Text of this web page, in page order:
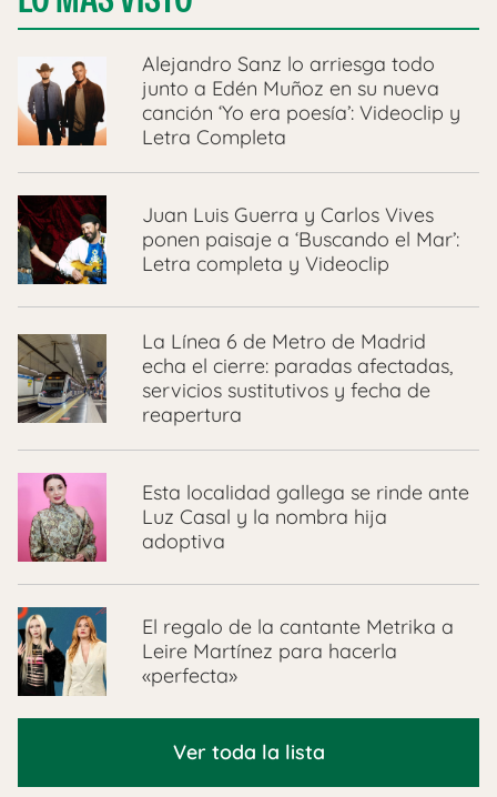
Alejandro Sanz lo arriesga todo
junto a Edén Muñoz en su nueva
canción ‘Yo era poesía’: Videoclip y
Letra Completa
Juan Luis Guerra y Carlos Vives
ponen paisaje a ‘Buscando el Mar’:
Letra completa y Videoclip
La Línea 6 de Metro de Madrid
echa el cierre: paradas afectadas,
servicios sustitutivos y fecha de
reapertura
Esta localidad gallega se rinde ante
Luz Casal y la nombra hija
adoptiva
El regalo de la cantante Metrika a
Leire Martínez para hacerla
«perfecta»
Ver toda la lista